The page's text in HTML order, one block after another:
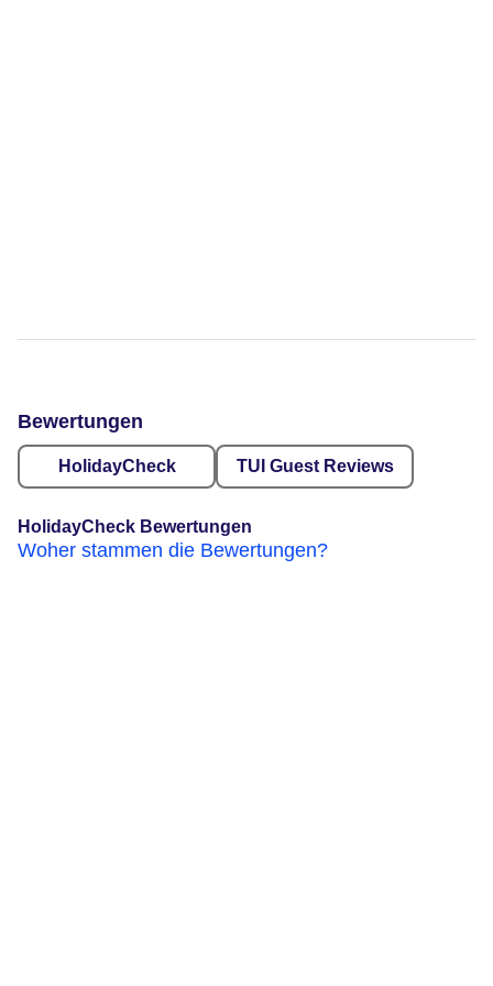
Bewertungen
HolidayCheck TUI Guest Reviews
HolidayCheck Bewertungen
Woher stammen die Bewertungen?